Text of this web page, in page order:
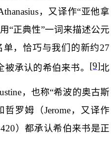
，又译作“亚他拿
“正典性”一词来描述公元
，恰巧与我们的新约27
承认的希伯来书。 [9]北
，也称“希波的奥古斯
哲罗姆（Jerome，又译作
420）都承认希伯来书是正